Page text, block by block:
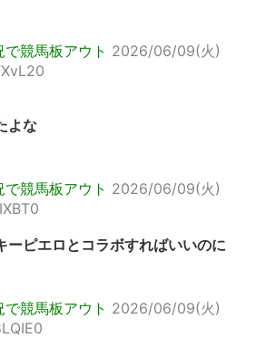
競馬板アウト 2026/06/09(火)
よな
競馬板アウト 2026/06/09(火)
ーピエロとコラボすればいいのに
競馬板アウト 2026/06/09(火)